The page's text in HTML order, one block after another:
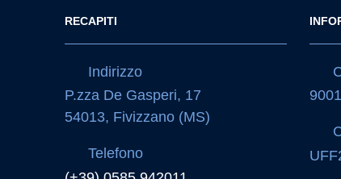
RECAPITI
Indirizzo
P.zza De Gasperi, 17
54013, Fivizzano (MS)
Telefono